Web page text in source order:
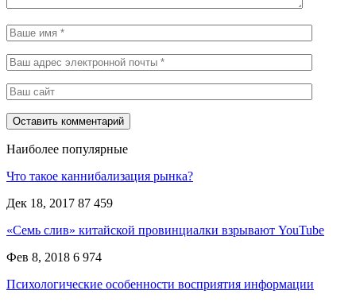
Наиболее популярные
Что такое каннибализация рынка?
Дек 18, 2017 87 459
«Семь слив» китайской провинциалки взрывают YouTube
Фев 8, 2018 6 974
Психологические особенности восприятия информации